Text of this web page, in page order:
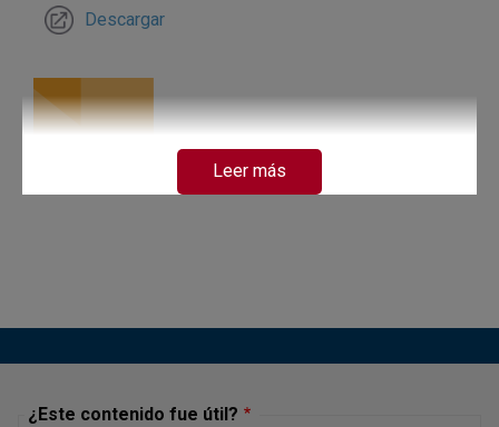
Descargar
Leer más
¿Este contenido fue útil?